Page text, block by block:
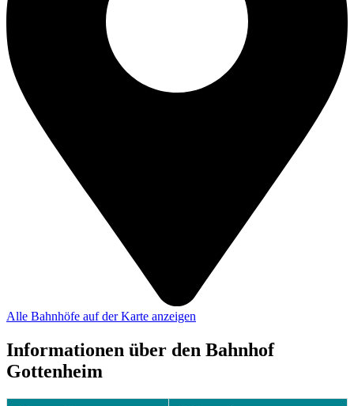
Alle Bahnhöfe auf der Karte anzeigen
Informationen über den Bahnhof
Gottenheim